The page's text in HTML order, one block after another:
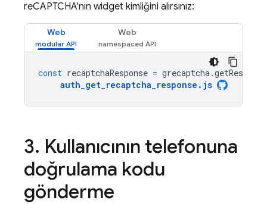
reCAPTCHA'nın widget kimliğini alırsınız:
Web Web
const recaptchaResponse = grecaptcha.getResponse
auth_get_recaptcha_response . js
Kullanıcının telefonuna
doğrulama kodu
gönderme